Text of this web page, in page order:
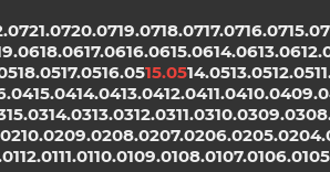
21.0720.0719.0718.0717.0716.0715.07
18.0617.0616.0615.0614.0613.06
18.0517.0516.0515.0514.0513.0512.05
15.0414.0413.0412.0411.0410.04
15.0314.0313.0312.0311.0310.0309.03
10.0209.0208.0207.0206.0205.02
12.0111.0110.0109.0108.0107.0106.01